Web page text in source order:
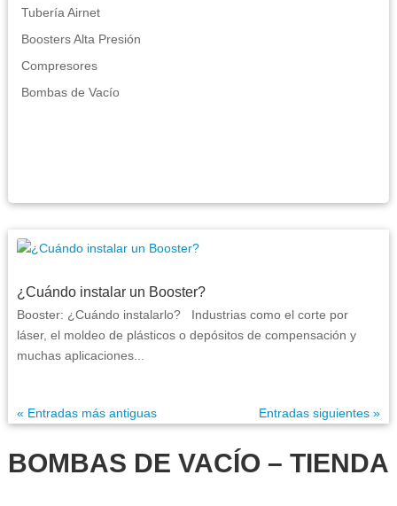
Tubería Airnet
Boosters Alta Presión
Compresores
Bombas de Vacío
¿Cuándo instalar un Booster?
Booster: ¿Cuándo instalarlo? Industrias como el corte por
láser, el moldeo de plásticos o depósitos de compensación y
muchas aplicaciones...
« Entradas más antiguas Entradas siguientes »
BOMBAS DE VACÍO – TIENDA